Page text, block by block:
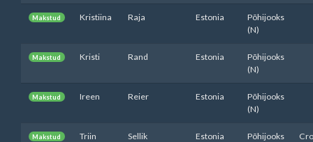
Makstud Kristiina Raja Estonia
Põhijooks
(N)
Makstud Kristi Rand Estonia
Põhijooks
(N)
Makstud Ireen Reier Estonia
Põhijooks
(N)
Makstud Triin Sellik Estonia
Põhijooks